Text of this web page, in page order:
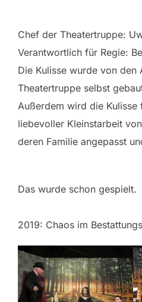
Chef der Theatertruppe:
Verantwortlich für Regie:
Die Kulisse wurde von den
Theatertruppe selbst
Außerdem wird die Kulisse
liebevoller Kleinstarbeit
deren Familie angepasst
Das wurde schon gespielt.
2019: Chaos im